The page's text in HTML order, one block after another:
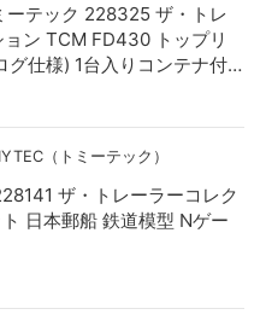
テック 228325 ザ・トレ
ン TCM FD430 トップリ
グ仕様) 1台入りコンテナ付
ジ
（トミーテック）
ザ・トレーラーコレク
日本郵船 鉄道模型 Nゲー